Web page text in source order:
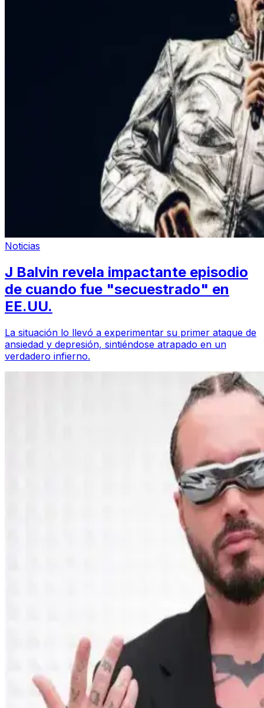
Noticias
J Balvin revela impactante episodio
de cuando fue "secuestrado" en
EE.UU.
La situación lo llevó a experimentar su primer ataque de
ansiedad y depresión, sintiéndose atrapado en un
verdadero infierno.